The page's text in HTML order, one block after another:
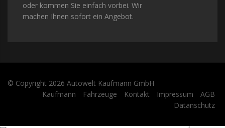
oder kommen Sie einfach vorbei. Wir
machen Ihnen sofort ein Angebot.
© Copyright 2026 Autowelt Kaufmann GmbH
Kaufmann
Fahrzeuge Kontakt Impressum
AGB
Datanschutz